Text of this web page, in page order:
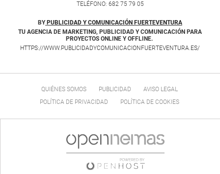
TELÉFONO: 682 75 79 05
BY PUBLICIDAD Y COMUNICACIÓN FUERTEVENTURA
TU AGENCIA DE MARKETING, PUBLICIDAD Y COMUNICACIÓN PARA
PROYECTOS ONLINE Y OFFLINE.
HTTPS://WWW.PUBLICIDADYCOMUNICACIONFUERTEVENTURA.ES/
QUIÉNES SOMOS PUBLICIDAD
AVISO LEGAL
POLÍTICA DE PRIVACIDAD
POLÍTICA DE COOKIES